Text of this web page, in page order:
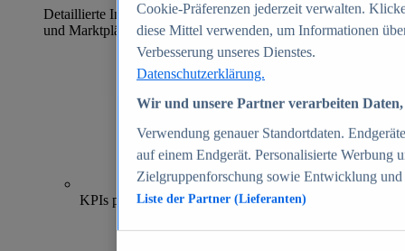
Detaillierte Informationen zu mehr als 39.000 Online-Shops
und Marktplätzen
70+
KPIs pro Shop
Cookie-Präferenzen jederzeit verwalten.
diese Mittel verwenden, um Informationen
Verbesserung unseres Dienstes.
Datenschutzerklärung.
Wir und unsere Partner verarbeiten
Verwendung genauer Standortdaten.
auf einem Endgerät. Personalisierte Werbung
Zielgruppenforschung sowie Entwicklung
Liste der Partner (Lieferanten)